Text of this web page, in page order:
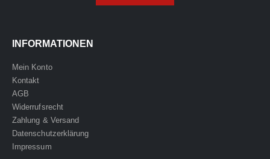
INFORMATIONEN
Mein Konto
Kontakt
AGB
Widerrufsrecht
Zahlung & Versand
Datenschutzerklärung
Impressum